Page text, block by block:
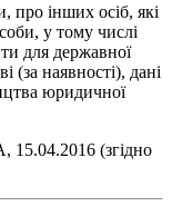
про інших осіб, які
у тому числі
для державної
(за наявності), дані
юридичної
(згідно